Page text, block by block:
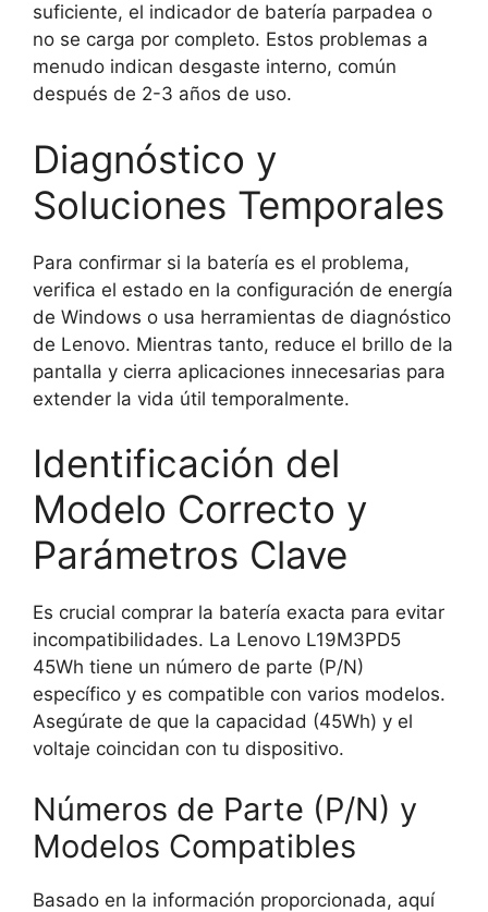
suficiente, el indicador de batería parpadea o
no se carga por completo. Estos problemas a
menudo indican desgaste interno, común
después de 2-3 años de uso.
Diagnóstico y
Soluciones Temporales
Para confirmar si la batería es el problema,
verifica el estado en la configuración de energía
de Windows o usa herramientas de diagnóstico
de Lenovo. Mientras tanto, reduce el brillo de la
pantalla y cierra aplicaciones innecesarias para
extender la vida útil temporalmente.
Identificación del
Modelo Correcto y
Parámetros Clave
Es crucial comprar la batería exacta para evitar
incompatibilidades. La Lenovo L19M3PD5
45Wh tiene un número de parte (P/N)
específico y es compatible con varios modelos.
Asegúrate de que la capacidad (45Wh) y el
voltaje coincidan con tu dispositivo.
Números de Parte (P/N) y
Modelos Compatibles
Basado en la información proporcionada, aquí